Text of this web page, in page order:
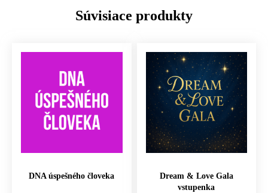
Súvisiace produkty
DNA úspešného človeka
Dream & Love Gala
vstupenka